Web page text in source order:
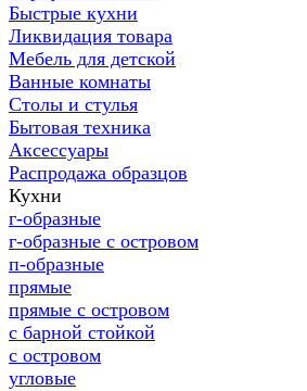
Быстрые кухни
Ликвидация товара
Мебель для детской
Ванные комнаты
Столы и стулья
Бытовая техника
Аксессуары
Распродажа образцов
Кухни
г-образные
г-образные с островом
п-образные
прямые
прямые с островом
с барной стойкой
с островом
угловые